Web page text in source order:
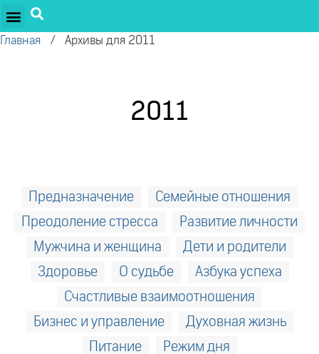
Главная / Архивы для 2011
2011
Предназначение
Семейные отношения
Преодоление стресса
Развитие личности
Мужчина и женщина
Дети и родители
Здоровье
О судьбе
Азбука успеха
Счастливые взаимоотношения
Бизнес и управление
Духовная жизнь
Питание
Режим дня